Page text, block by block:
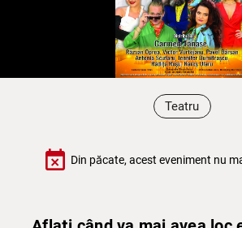
Teatru
event_busy Din păcate, acest eveniment nu